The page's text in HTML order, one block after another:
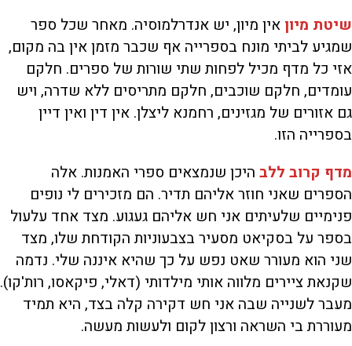
שיטת מיון אין מיון, יש אנדרלמוסיה. מאחר שכל ספר
שמגיע לביתי מונח בספרייה אף שכבר מזמן אין בה מקום,
אזי כל מדף מכיל לפחות שתי שורות של ספרים. חלקם
עומדים, חלקם שוכבים, חלקם מתריסים ללא שדרה, ויש
גם אזורים של מגזינים, רחמנא ליצלן. אין דין ואין דיין
בספרייה הזו.
מדף קרוב ללב היכן שנמצאים ספרי האמנות. אלה
הספרים שאני חוזר אליהם תדיר. הם מזכירים לי נופים
פנימיים שלעיתים אני חש אליהם געגוע. מצד אחד עלעול
בספר על בסקיאט מסעיר בצבעוניות הקודחת שלו, מצד
שני הוא מעורר שאט נפש על כך שהיא איננה שלי. נדמה
שקנאת ציירים מלווה אותי מילדותי (דאלי, פיקאסו, רות'קו).
מעבר לשנייה שבה אני חש דקירה קלה בצד, היא תמיד
מעוררת בי השראה ורצון לקום ולעשות מעשה.